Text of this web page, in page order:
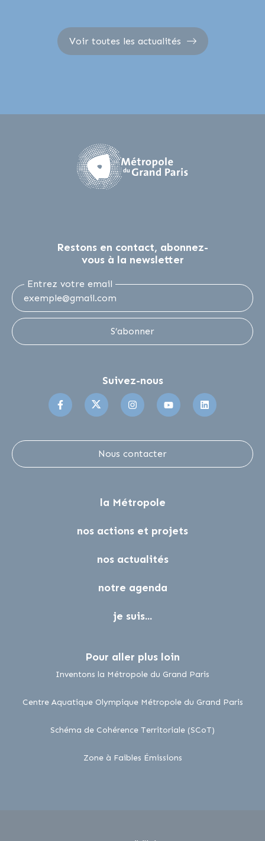
Voir toutes les actualités
Restons en contact, abonnez-
vous à la newsletter
Entrez votre email
S’abonner
Suivez-nous
Suivez-nous sur Facebook
Suivez-nous sur Twitter
Suivez-nous surSuivez-nous sur
Nous contacter
la Métropole
nos actions et projets
nos actualités
notre agenda
je suis...
Pour aller plus loin
Inventons la Métropole du Grand Paris
Centre Aquatique Olympique Métropole du Grand Parislien
Schéma de Cohérence Territoriale (SCoT)
Zone à Faibles Émissionslien externe